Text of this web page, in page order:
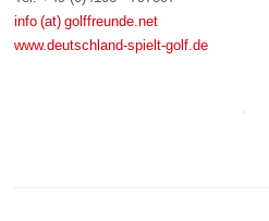
info (at) golffreunde.net
www.deutschland-spielt-golf.de